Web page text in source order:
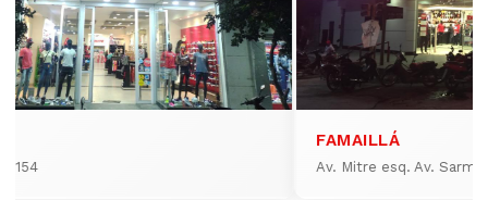
154
FAMAILLÁ
Av. Mitre esq. Av.